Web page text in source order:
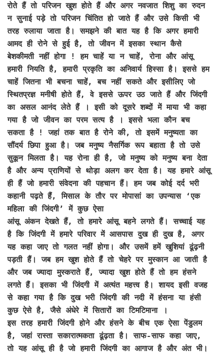
रोते हैं तो परिजन खुश होते हैं और अगर नवजात शिशु का रुदन
न सुनाई पड़े तो परिजन चिंतित हो जाते हैं और उसे किसी भी
तरह रुलाया जाता है। समझने की बात यह है कि अगर हमारी
आमद ही रोने से हुई है, तो जीवन में इसका स्थान कैसे
बेशकीमती नहीं होगा ! हम चाहें या न चाहें, रोना और आंसू
हमारी नियति है, हमारी प्रकृति का अनिवार्य हिस्सा है। इससे हम
चाहें जितना भी बचना चाहें, बच नहीं सकते और इसीलिए जो
स्थितप्रज्ञ मनीषी होते हैं, वे इससे ऊपर उठ जाते हैं और जिंदगी
का असल आनंद लेते हैं । इसी को दूसरे शब्दों में माया भी कहा
गया है जो जीवन का परम सत्य है । इससे भला कौन बच
सकता है ! जहां तक बात है रोने की, तो इसमें मनुष्यता का
सौंदर्य छिपा हुआ है। जब मनुष्य नैसर्गिक रूप बहाता है तो उसे
सुकून मिलता है। यह रोना ही है, जो मनुष्य को मनुष्य बना देता
है और अन्य प्राणियों से थोड़ा अलग कर देता है। यह हमारे आंसू
ही हैं जो हमारी संवेदना की पहचान हैं। हम जब कोई दर्द भरी
कहानी पढ़ते हैं, मिसाल के तौर पर मोपासां का उपन्यास ‘एक
महिला की जिंदगी’ में कुछ ऐसा
आंसू अंकन देखते हैं, तो हमारे आंसू बहने लगते हैं। सच्चाई यह
है कि जिंदगी में हमारे परिवार में आसपास दुख ही दुख है, अगर
यह कहा जाए तो गलत नहीं होगा। और उसमें हमें खुशियां ढूंढ़नी
पड़ती हैं। जब हम खुश होते हैं तो चेहरे पर मुस्कान आ जाती है
और जब ज्यादा मुस्कराते हैं, ज्यादा खुश होते हैं तो हम हंसने
लगते हैं। इसका भी जिंदगी में अत्यंत महत्त्व है। शायद इसी वजह
से कहा गया है कि दुख भरी जिंदगी की नदी में हंसना या हंसी
कुछ ऐसे है, जैसे अंधेरे में सितारों का टिमटिमाना ।
इस तरह हमारी जिंदगी होने और हंसने के बीच एक ऐसा पेंडुलम
है, जहां रास्ता सकारात्मकता ढूंढ़ता है। साफ-साफ कहा जाए,
तो यह आंसू ही है जो हमारी जिंदगी का आगाज है और अंत भी।